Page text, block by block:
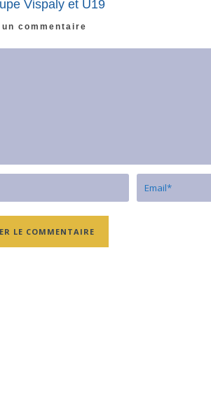
Vispaly et U19
commentaire